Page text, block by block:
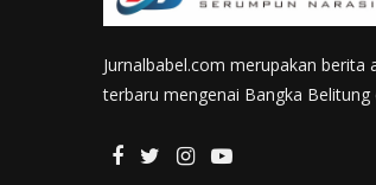
Jurnalbabel.com merupakan berita
terbaru mengenai Bangka Belitung